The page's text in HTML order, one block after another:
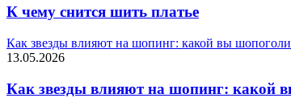
К чему снится шить платье
Как звезды влияют на шопинг: какой вы
13.05.2026
Как звезды влияют на шопинг: какой